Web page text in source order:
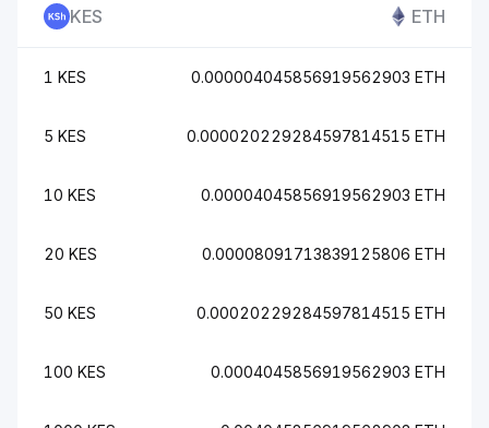
KES ETH
1 KES 0.000004045856919562903 ETH
5 KES 0.000020229284597814515 ETH
10 KES 0.00004045856919562903 ETH
20 KES 0.00008091713839125806 ETH
50 KES 0.00020229284597814515 ETH
100 KES 0.0004045856919562903 ETH